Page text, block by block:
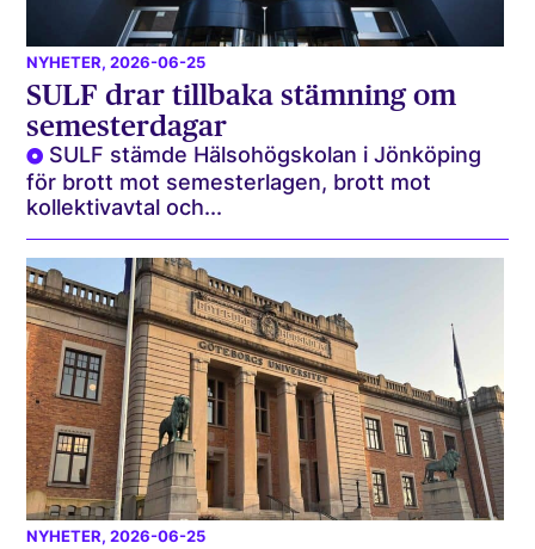
NYHETER, 2026-06-25
SULF drar tillbaka stämning om
semesterdagar
SULF stämde Hälsohögskolan i Jönköping
för brott mot semesterlagen, brott mot
kollektivavtal och...
NYHETER, 2026-06-25